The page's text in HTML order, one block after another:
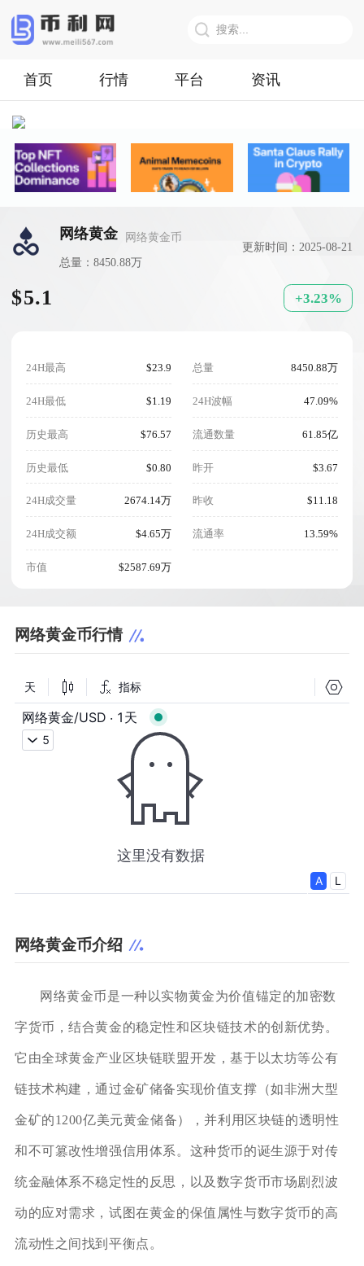
首页 行情 平台 资讯
网络黄金
网络黄金币
总量：8450.88万
更新时间：2025-08-21
$5.1 +3.23%
24H最高 $23.9
24H最低 $1.19
历史最高 $76.57
历史最低 $0.80
24H成交量 2674.14万
24H成交额 $4.65万
市值 $2587.69万
总量 8450.88万
24H波幅 47.09%
流通数量 61.85亿
昨开 $3.67
昨收 $11.18
流通率 13.59%
网络黄金币行情
网络黄金币介绍
网络黄金币是一种以实物黄金为价值锚定的加密数
字货币，结合黄金的稳定性和区块链技术的创新优势。
它由全球黄金产业区块链联盟开发，基于以太坊等公有
链技术构建，通过金矿储备实现价值支撑（如非洲大型
金矿的1200亿美元黄金储备），并利用区块链的透明性
和不可篡改性增强信用体系。这种货币的诞生源于对传
统金融体系不稳定性的反思，以及数字货币市场剧烈波
动的应对需求，试图在黄金的保值属性与数字货币的高
流动性之间找到平衡点。